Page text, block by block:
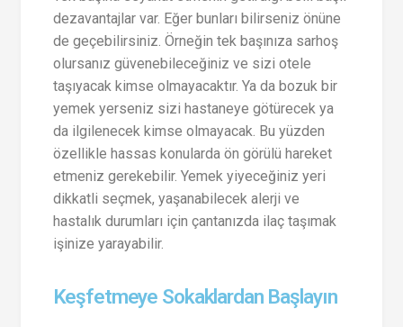
dezavantajlar var. Eğer bunları bilirseniz önüne
de geçebilirsiniz. Örneğin tek başınıza sarhoş
olursanız güvenebileceğiniz ve sizi otele
taşıyacak kimse olmayacaktır. Ya da bozuk bir
yemek yerseniz sizi hastaneye götürecek ya
da ilgilenecek kimse olmayacak. Bu yüzden
özellikle hassas konularda ön görülü hareket
etmeniz gerekebilir. Yemek yiyeceğiniz yeri
dikkatli seçmek, yaşanabilecek alerji ve
hastalık durumları için çantanızda ilaç taşımak
işinize yarayabilir.
Keşfetmeye Sokaklardan Başlayın